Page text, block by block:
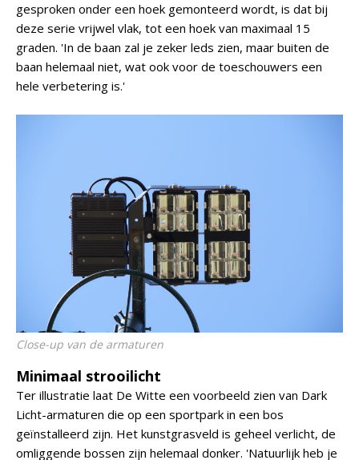
gesproken onder een hoek gemonteerd wordt, is dat bij
deze serie vrijwel vlak, tot een hoek van maximaal 15
graden. 'In de baan zal je zeker leds zien, maar buiten de
baan helemaal niet, wat ook voor de toeschouwers een
hele verbetering is.'
Close-up van de armaturen
Minimaal strooilicht
Ter illustratie laat De Witte een voorbeeld zien van Dark
Licht-armaturen die op een sportpark in een bos
geïnstalleerd zijn. Het kunstgrasveld is geheel verlicht, de
omliggende bossen zijn helemaal donker. 'Natuurlijk heb je